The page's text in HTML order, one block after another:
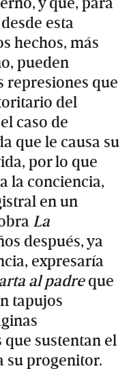
esta
hechos, más
pueden
represiones que
del
caso de
que le causa su
por lo que
la conciencia,
en un
La
después, ya
expresaría
al padreque
tapujos
sustentan el
su progenitor.